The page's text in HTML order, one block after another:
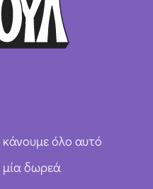
κάνουμε όλο αυτό
μία δωρεά